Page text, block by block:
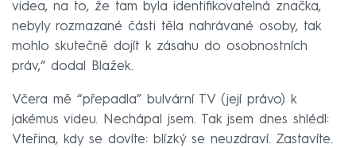
videa, na to, že tam byla identifikovatelná značka,
nebyly rozmazané části těla nahrávané osoby, tak
mohlo skutečně dojít k zásahu do osobnostních
práv,“ dodal Blažek.
Včera mě “přepadla” bulvární TV (její právo) k
jakémus videu. Nechápal jsem. Tak jsem dnes shlédl:
Vteřina, kdy se dovíte: blízký se neuzdraví. Zastavíte.